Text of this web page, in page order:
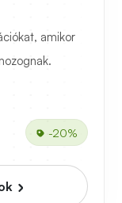
amikor
-20%